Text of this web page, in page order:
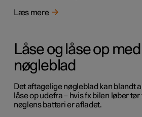
Læs mere
Låse og låse op
nøgleblad
Det aftagelige nøgleblad kan blandt
låse op udefra – hvis fx bilen løber
nøglens batteri er afladet.